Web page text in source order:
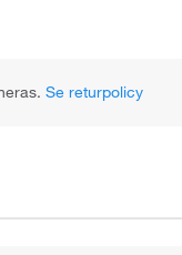
Se returpolicy